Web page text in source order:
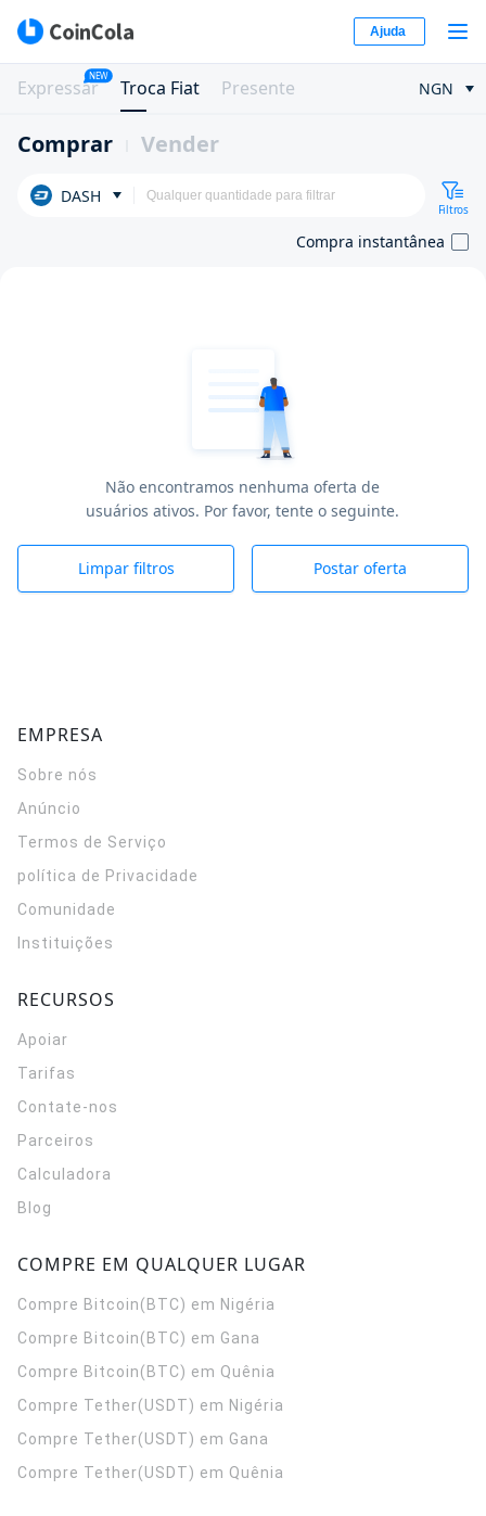
Ajuda
Expressar
NEW
Troca Fiat Presente NGN
Comprar Vender
DASH
Filtros
Compra instantânea
Não encontramos nenhuma oferta de
usuários ativos. Por favor, tente o seguinte.
Limpar filtros Postar oferta
EMPRESA
Sobre nós
Anúncio
Termos de Serviço
política de Privacidade
Comunidade
Instituições
RECURSOS
Apoiar
Tarifas
Contate-nos
Parceiros
Calculadora
Blog
COMPRE EM QUALQUER LUGAR
Compre Bitcoin(BTC) em Nigéria
Compre Bitcoin(BTC) em Gana
Compre Bitcoin(BTC) em Quênia
Compre Tether(USDT) em Nigéria
Compre Tether(USDT) em Gana
Compre Tether(USDT) em Quênia